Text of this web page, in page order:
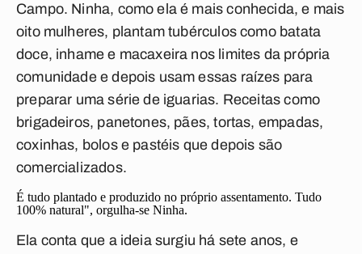
Campo. Ninha, como ela é mais conhecida, e mais
oito mulheres, plantam tubérculos como batata
doce, inhame e macaxeira nos limites da própria
comunidade e depois usam essas raízes para
preparar uma série de iguarias. Receitas como
brigadeiros, panetones, pães, tortas, empadas,
coxinhas, bolos e pastéis que depois são
comercializados.
É tudo plantado e produzido no próprio assentamento. Tudo
100% natural", orgulha-se Ninha.
Ela conta que a ideia surgiu há sete anos, e